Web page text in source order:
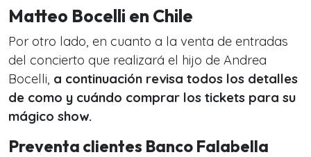
Matteo Bocelli en Chile
Por otro lado, en cuanto a la venta de entradas
del concierto que realizará el hijo de Andrea
Bocelli, a continuación revisa todos los detalles
de como y cuándo comprar los tickets para su
mágico show.
Preventa clientes Banco Falabella